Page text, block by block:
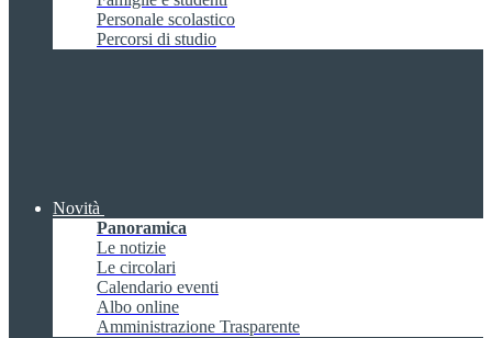
Personale scolastico
Percorsi di studio
Novità
Panoramica
Le notizie
Le circolari
Calendario eventi
Albo online
Amministrazione Trasparente